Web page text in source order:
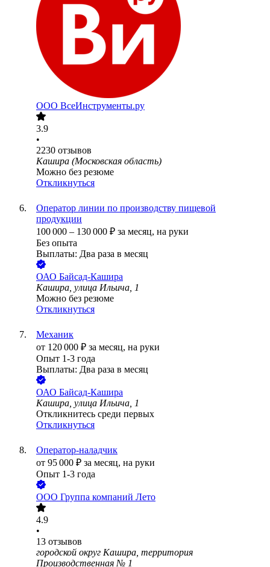
ООО ВсеИнструменты.ру
3.9
•
2230 отзывов
Кашира (Московская область)
Можно без резюме
Откликнуться
Оператор линии по производству пищевой
продукции
100 000 – 130 000 ₽ за месяц, на руки
Без опыта
Выплаты: Два раза в месяц
ОАО Байсад-Кашира
Кашира, улица Ильича, 1
Можно без резюме
Откликнуться
Механик
от 120 000 ₽ за месяц, на руки
Опыт 1-3 года
Выплаты: Два раза в месяц
ОАО Байсад-Кашира
Кашира, улица Ильича, 1
Откликнитесь среди первых
Откликнуться
Оператор-наладчик
от 95 000 ₽ за месяц, на руки
Опыт 1-3 года
ООО Группа компаний Лето
4.9
•
13 отзывов
городской округ Кашира, территория
Производственная № 1